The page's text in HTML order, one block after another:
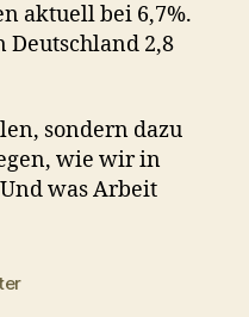
aktuell bei 6,7%.
Deutschland 2,8
sondern dazu
wie wir in
was Arbeit